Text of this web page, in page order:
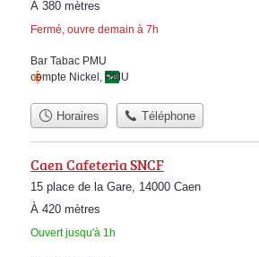
À 380 mètres
Fermé, ouvre demain à 7h
Bar Tabac PMU
compte Nickel , PMU
Horaires Téléphone
Caen Cafeteria SNCF
15 place de la Gare, 14000 Caen
À 420 mètres
Ouvert jusqu'à 1h